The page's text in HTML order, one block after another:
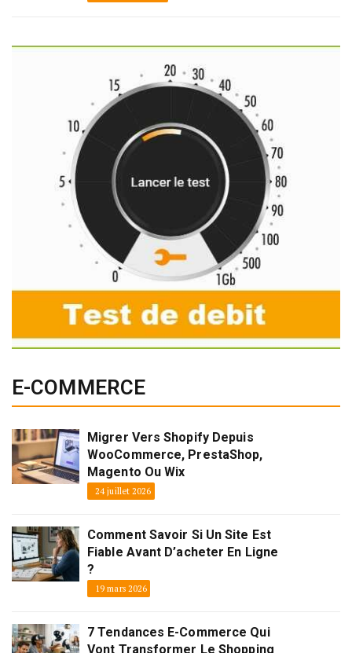
E-COMMERCE
Migrer Vers Shopify Depuis
WooCommerce, PrestaShop,
Magento Ou Wix
24 juillet 2026
Comment Savoir Si Un Site Est
Fiable Avant D’acheter En Ligne
?
19 mars 2026
7 Tendances E-Commerce Qui
Vont Transformer Le Shopping